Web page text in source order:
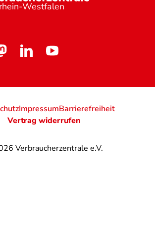
Westfalen
Verbraucherzentrale e.V.
ImpressumBarrierefreiheit
Vertrag widerrufen